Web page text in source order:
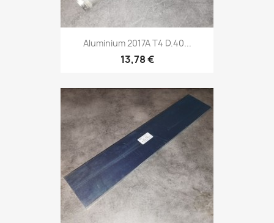
Aluminium 2017A T4 D.40...
13,78 €